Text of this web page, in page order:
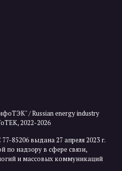
/ Russian energy industry
2022-2026
85206 выдана 27 апреля 2023 г.
по надзору в сфере связи,
и массовых коммуникаций